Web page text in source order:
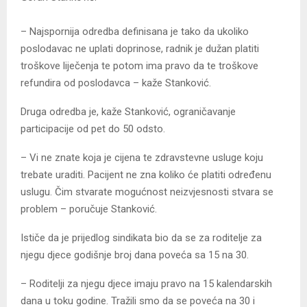
– Najspornija odredba definisana je tako da ukoliko
poslodavac ne uplati doprinose, radnik je dužan platiti
troškove liječenja te potom ima pravo da te troškove
refundira od poslodavca – kaže Stanković.
Druga odredba je, kaže Stanković, ograničavanje
participacije od pet do 50 odsto.
– Vi ne znate koja je cijena te zdravstevne usluge koju
trebate uraditi. Pacijent ne zna koliko će platiti određenu
uslugu. Čim stvarate mogućnost neizvjesnosti stvara se
problem – poručuje Stanković.
Ističe da je prijedlog sindikata bio da se za roditelje za
njegu djece godišnje broj dana poveća sa 15 na 30.
– Roditelji za njegu djece imaju pravo na 15 kalendarskih
dana u toku godine. Tražili smo da se poveća na 30 i